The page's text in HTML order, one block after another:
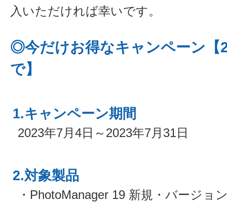
入いただければ幸いです。
◎今だけお得なキャンペーン【
で】
1.キャンペーン期間
2023年7月4日～2023年7月31日
2.対象製品
・PhotoManager 19 新規・バージョ